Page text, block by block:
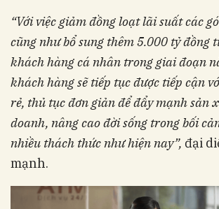
“Với việc giảm đồng loạt lãi suất các
cũng như bổ sung thêm 5.000 tỷ đồng
khách hàng cá nhân trong giai đoạn
khách hàng sẽ tiếp tục được tiếp cận
rẻ, thủ tục đơn giản để đẩy mạnh sản
doanh, nâng cao đời sống trong bối
nhiều thách thức như hiện nay”, đại
mạnh.